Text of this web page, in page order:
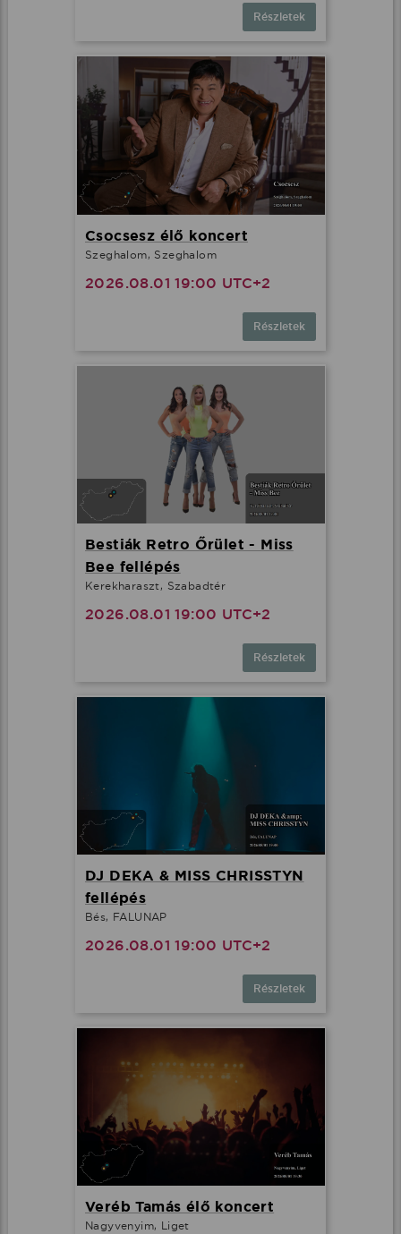
Részletek
Csocsesz élő koncert
Szeghalom, Szeghalom
2026.08.01 19:00 UTC+2
Részletek
Bestiák Retro Őrület - Miss
Bee fellépés
Kerekharaszt, Szabadtér
2026.08.01 19:00 UTC+2
Részletek
DJ DEKA & MISS CHRISSTYN
fellépés
Bés, FALUNAP
2026.08.01 19:00 UTC+2
Részletek
Veréb Tamás élő koncert
Nagyvenyim, Liget